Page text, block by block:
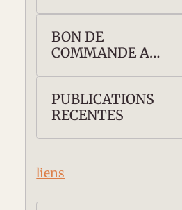
BON DE
COMMANDE A
PUBLICATIONS
RECENTES
liens